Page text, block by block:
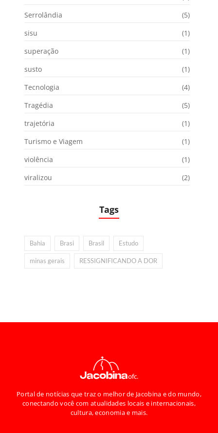
Serrolândia
(5)
sisu
(1)
superação
(1)
susto
(1)
Tecnologia
(4)
Tragédia
(5)
trajetória
(1)
Turismo e Viagem
(1)
violência
(1)
viralizou
(2)
Tags
Bahia Brasi Brasil Estudo
minas gerais RESSIGNIFICANDO A DOR
Portal de notícias que traz o melhor de Jacobina e do mundo,
conectando você com atualidades locais e internacionais,
cultura, economia e mais.